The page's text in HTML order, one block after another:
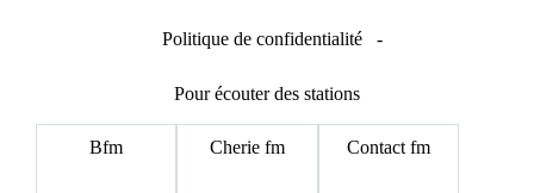
Politique de confidentialité -
Pour écouter des stations
Bfm Cherie fm Contact fm